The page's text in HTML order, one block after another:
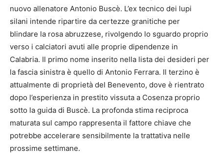
nuovo allenatore Antonio Buscè. L’ex tecnico dei lupi
silani intende ripartire da certezze granitiche per
blindare la rosa abruzzese, rivolgendo lo sguardo proprio
verso i calciatori avuti alle proprie dipendenze in
Calabria. Il primo nome inserito nella lista dei desideri per
la fascia sinistra è quello di Antonio Ferrara. Il terzino è
attualmente di proprietà del Benevento, dove è rientrato
dopo l’esperienza in prestito vissuta a Cosenza proprio
sotto la guida di Buscè. La profonda stima reciproca
maturata sul campo rappresenta il fattore chiave che
potrebbe accelerare sensibilmente la trattativa nelle
prossime settimane.